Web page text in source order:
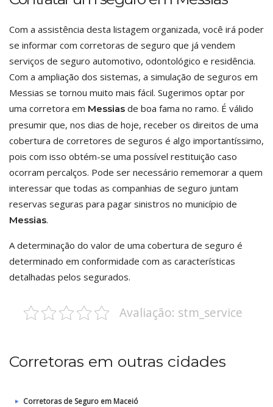
Com a assistência desta listagem organizada, você irá poder
se informar com corretoras de seguro que já vendem
serviços de seguro automotivo, odontológico e residência.
Com a ampliação dos sistemas, a simulação de seguros em
Messias se tornou muito mais fácil. Sugerimos optar por
uma corretora em Messias de boa fama no ramo. É válido
presumir que, nos dias de hoje, receber os direitos de uma
cobertura de corretores de seguros é algo importantíssimo,
pois com isso obtém-se uma possível restituição caso
ocorram percalços. Pode ser necessário rememorar a quem
interessar que todas as companhias de seguro juntam
reservas seguras para pagar sinistros no município de
Messias.
A determinação do valor de uma cobertura de seguro é
determinado em conformidade com as características
detalhadas pelos segurados.
Avaliação: stm_service
Corretoras em outras cidades
Corretoras de Seguro em Maceió